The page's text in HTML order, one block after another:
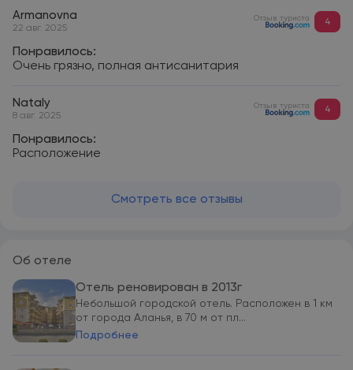
Armanovna
22 авг. 2025
Отзыв туриста 4
Понравилось:
Очень грязно, полная антисанитария
Nataly
8 авг. 2025
Отзыв туриста 4
Понравилось:
Расположение
Смотреть все отзывы
Об отеле
Отель реновирован в 2013г
Небольшой городской отель. Расположен в 1 км
от города Аланья, в 70 м от пл...
Подробнее